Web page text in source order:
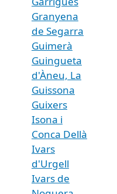
Granyena
de Segarra
Guimerà
Guingueta
d'Àneu, La
Guissona
Guixers
Isona i
Conca Dellà
Ivars
d'Urgell
Ivars de